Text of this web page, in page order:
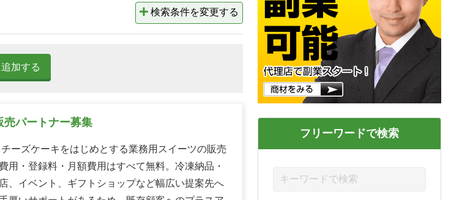
検索条件を変更する
加する
売パートナー募集
ーズケーキをはじめとする業務用スイーツの販売
用・登録料・月額費用はすべて無料。冷凍納品・
、イベント、ギフトショップなど幅広い提案先へ
フリーワードで検索